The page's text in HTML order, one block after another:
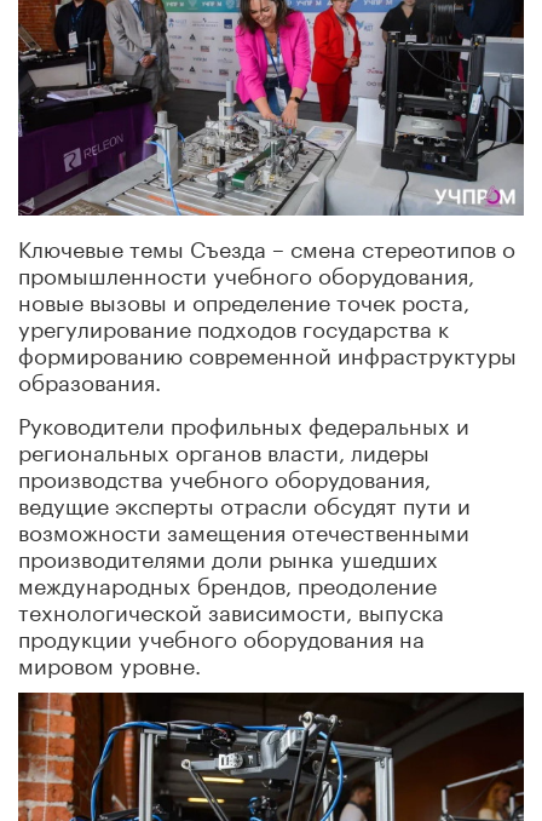
Ключевые темы Съезда – смена стереотипов о
промышленности учебного оборудования,
новые вызовы и определение точек роста,
урегулирование подходов государства к
формированию современной инфраструктуры
образования.
Руководители профильных федеральных и
региональных органов власти, лидеры
производства учебного оборудования,
ведущие эксперты отрасли обсудят пути и
возможности замещения отечественными
производителями доли рынка ушедших
международных брендов, преодоление
технологической зависимости, выпуска
продукции учебного оборудования на
мировом уровне.